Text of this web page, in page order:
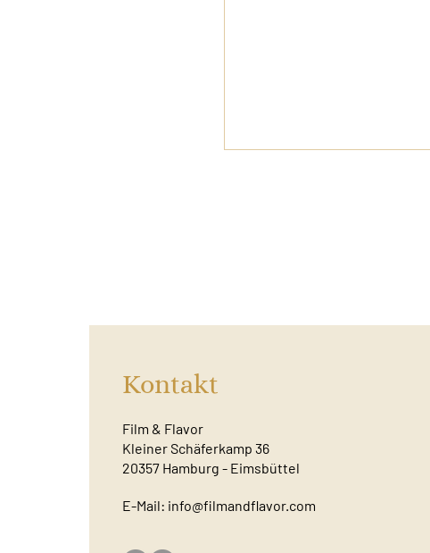
Kontakt
Film & Flavor
Kleiner Schäferkamp 36
20357 Hamburg - Eimsbüttel
E-Mail: info@filmandflavor.com